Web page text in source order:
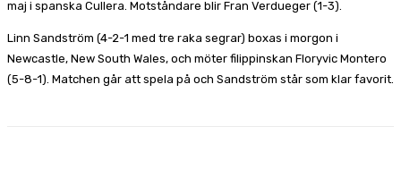
maj i spanska Cullera. Motståndare blir Fran Verdueger (1-3).
Linn Sandström (4-2-1 med tre raka segrar) boxas i morgon i
Newcastle, New South Wales, och möter filippinskan Floryvic Montero
(5-8-1). Matchen går att spela på och Sandström står som klar favorit.